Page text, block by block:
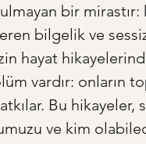
bir
bilgelik ve
hayat
vardır: onların
Bu
ve kim